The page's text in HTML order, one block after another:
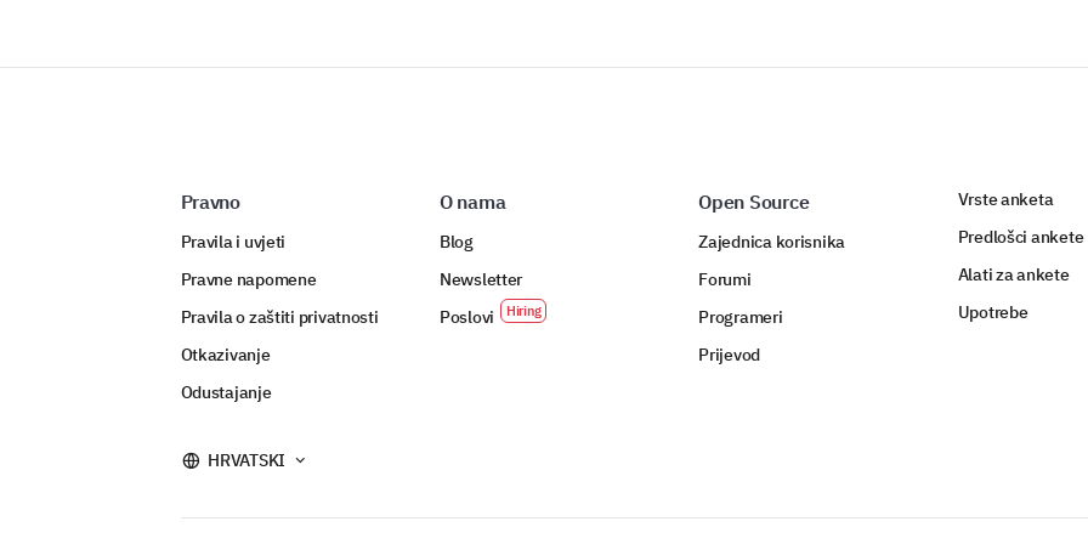
Opišite svoje ciljeve karijere i kako
postizanju.
Pravno
Pravila i uvjeti
Pravne napomene
Pravila o zaštiti privatnosti
Otkazivanje
Odustajanje
O nama
Blog
Newsletter
Poslovi
Open Source
Zajednica korisnika
Forumi
Programeri
Prijevod
Vrste anketa
Predlošci ankete
Alati za ankete
Upotrebe
HRVATSKI